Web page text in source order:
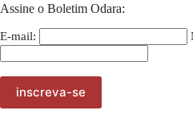
Assine o Boletim Odara:
E-mail: